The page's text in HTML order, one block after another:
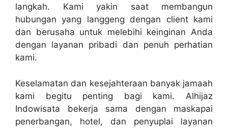
langkah. Kami yakin saat membangun
hubungan yang langgeng dengan client kami
dan berusaha untuk melebihi keinginan Anda
dengan layanan pribadi dan penuh perhatian
kami.
Keselamatan dan kesejahteraan banyak jamaah
kami begitu penting bagi kami. Alhijaz
Indowisata bekerja sama dengan maskapai
penerbangan, hotel, dan penyuplai layanan